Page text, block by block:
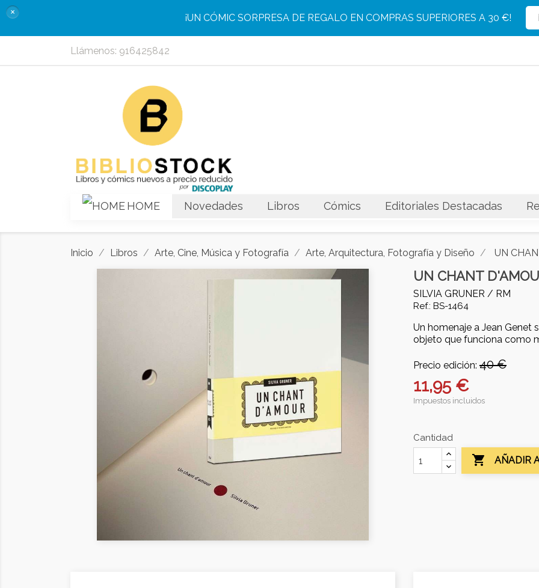
¡UN CÓMIC SORPRESA DE REGALO EN COMPRAS SUPERIORES A 30 €!
×
Llámenos: 916425842
HOME Novedades Libros Cómics Editoriales Destacadas
Inicio Libros Arte, Cine, Música y Fotografía Arte, Arquitectura, Fotografía y Diseño UN
UN CHANT
SILVIA GRUNER / RM
Ref.: BS-1464
Un homenaje a Jean Genet
objeto que funciona como
Precio edición: 40 €
11,95 €
Impuestos incluidos
Cantidad
 AÑADIR